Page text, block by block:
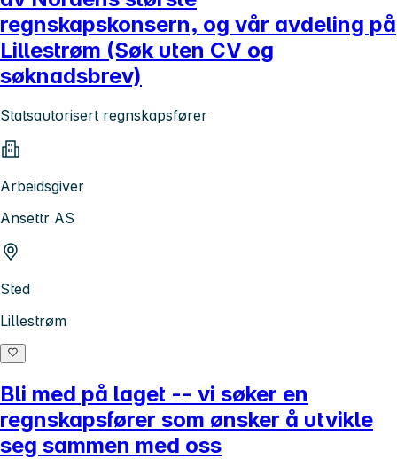
regnskapskonsern, og vår avdeling på
Lillestrøm (Søk uten CV og
søknadsbrev)
Statsautorisert regnskapsfører
Arbeidsgiver
Ansettr AS
Sted
Lillestrøm
Bli med på laget -- vi søker en
regnskapsfører som ønsker å utvikle
seg sammen med oss